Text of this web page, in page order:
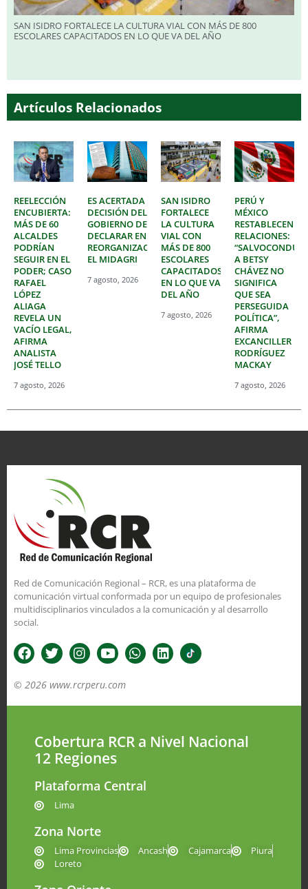
SAN ISIDRO FORTALECE LA CULTURA VIAL CON MÁS DE 800
ESCOLARES CAPACITADOS EN LO QUE VA DEL AÑO
Artículos Relacionados
REELECCIÓN
ENCUBIERTA:
MÁS DE 60
ALCALDES
PODRÍAN
SEGUIR EN EL
PODER; CASO
RAFAEL
LÓPEZ
ALIAGA
REVELA UN
VACÍO LEGAL,
AFIRMA
ANALISTA
JOSÉ TELLO
7 agosto, 2026
ES ACERTADA
DECISIÓN DEL
GOBIERNO DE
DECLARAR EN
REORGANIZACIÓN
EL MIDAGRI
7 agosto, 2026
SAN ISIDRO
FORTALECE
LA CULTURA
VIAL CON
MÁS DE 800
ESCOLARES
CAPACITADOS
EN LO QUE VA
DEL AÑO
7 agosto, 2026
PERÚ Y
MÉXICO
RESTABLECEN
RELACIONES:
A BETSY
CHÁVEZ NO
SIGNIFICA
QUE SEA
PERSEGUIDA
POLÍTICA”,
AFIRMA
EXCANCILLER
RODRÍGUEZ
MACKAY
7 agosto, 2026
Red de Comunicación Regional – RCR, es una plataforma de
comunicación virtual conformada por un equipo de profesionales
multidisciplinarios vinculados a la comunicación y al desarrollo
social.
© 2026 www.rcrperu.com
Cobertura RCR a Nivel Nacional
12 Regiones
Plataforma Central
Lima
Zona Norte
Lima Provincias Ancash Cajamarca
Piura
Loreto